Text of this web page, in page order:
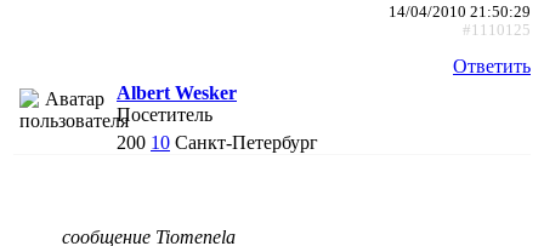
14/04/2010 21:50:29
#1110125
Ответить
Albert Wesker
Посетитель
200 10 Санкт-Петербург
сообщение Tiomenela